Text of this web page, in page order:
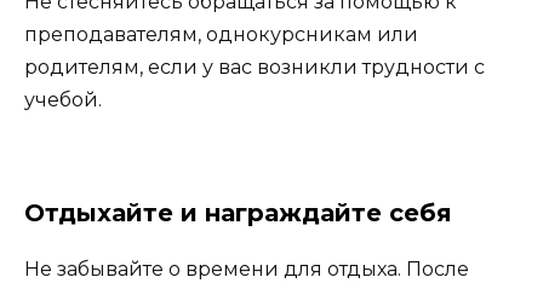
преподавателям, однокурсникам или
родителям, если у вас возникли трудности с
учебой.
Отдыхайте и награждайте себя
Не забывайте о времени для отдыха. После